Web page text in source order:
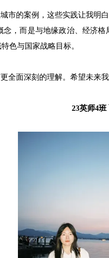
市的案例，这些实践让我
，而是与地缘政治、经济
色与国家战略目标。
全面深刻的理解。希望未来
23英师4班